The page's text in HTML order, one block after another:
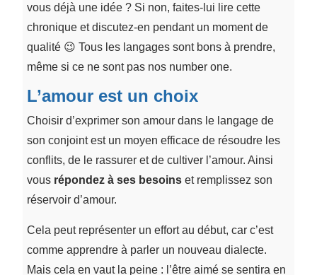
vous déjà une idée ? Si non, faites-lui lire cette
chronique et discutez-en pendant un moment de
qualité 😉 Tous les langages sont bons à prendre,
même si ce ne sont pas nos number one.
L’amour est un choix
Choisir d’exprimer son amour dans le langage de
son conjoint est un moyen efficace de résoudre les
conflits, de le rassurer et de cultiver l’amour. Ainsi
vous répondez à ses besoins et remplissez son
réservoir d’amour.
Cela peut représenter un effort au début, car c’est
comme apprendre à parler un nouveau dialecte.
Mais cela en vaut la peine : l’être aimé se sentira en